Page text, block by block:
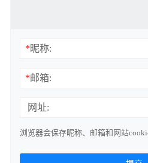
*昵称:
*邮箱:
网址:
浏览器会保存昵称、邮箱和网站